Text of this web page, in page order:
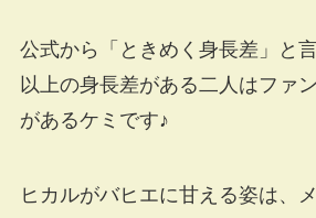
公式から「ときめく身長差」と
以上の身長差がある二人はファ
があるケミです♪
ヒカルがバヒエに甘える姿は、